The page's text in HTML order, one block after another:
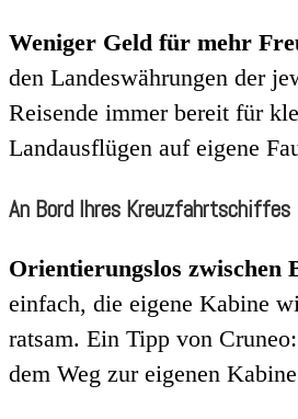
Weniger Geld für mehr
den Landeswährungen der
Reisende immer bereit für
Landausflügen auf eigene
An Bord Ihres
Orientierungslos zwischen
einfach, die eigene Kabine
ratsam. Ein Tipp von
dem Weg zur eigenen